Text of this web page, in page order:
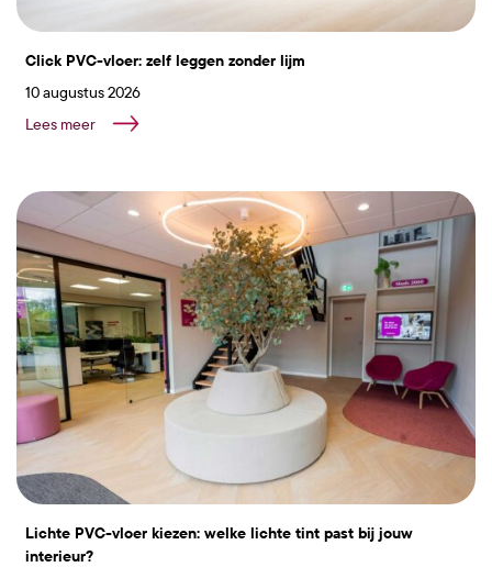
Click PVC-vloer: zelf leggen zonder lijm
10 augustus 2026
Lees meer
Lichte PVC-vloer kiezen: welke lichte tint past bij jouw
interieur?